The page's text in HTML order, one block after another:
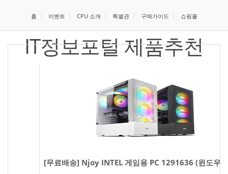
홈 이벤트 CPU 소개 특별관 구매가이드 쇼핑몰
IT정보포털 제품추천
[무료배송] Njoy INTEL 게임용 PC 1291636 (윈도우